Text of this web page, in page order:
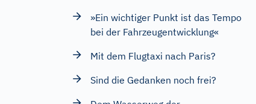
»Ein wichtiger Punkt ist das Tempo
bei der Fahrzeugentwicklung«
Mit dem Flugtaxi nach Paris?
Sind die Gedanken noch frei?